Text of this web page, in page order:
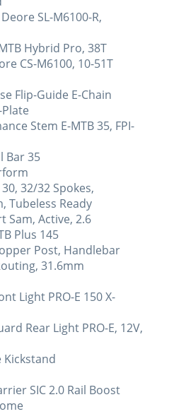
SL-M6100-R,
Hybrid Pro, 38T
CS-M6100, 10-51T
Flip-Guide E-Chain
Stem E-MTB 35, FPI-
Bar 35
30, 32/32 Spokes,
Tubeless Ready
Sam, Active, 2.6
Plus 145
Post, Handlebar
31.6mm
Light PRO-E 150 X-
Rear Light PRO-E, 12V,
Kickstand
SIC 2.0 Rail Boost